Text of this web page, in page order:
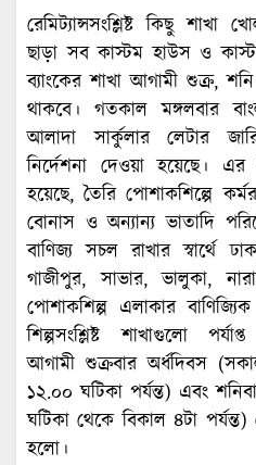
রেমিট্যান্সসংশ্লিষ্ট কিছু
ছাড়া সব কাস্টম হাউস ও
ব্যাংকের শাখা আগামী শুক্র,
থাকবে। গতকাল মঙ্গলবার
আলাদা সার্কুলার লেটার
নির্দেশনা দেওয়া হয়েছে।
হয়েছে, তৈরি পোশাকশিল্পে
বোনাস ও অন্যান্য ভাতাদি
বাণিজ্য সচল রাখার স্বার্থে
গাজীপুর, সাভার, ভালুকা,
পোশাকশিল্প এলাকার
শিল্পসংশ্লিষ্ট শাখাগুলো
আগামী শুক্রবার অর্ধদিবস
১২.০০ ঘটিকা পর্যন্ত) এবং
ঘটিকা থেকে বিকাল ৪টা পর্যন্ত)
হলো।